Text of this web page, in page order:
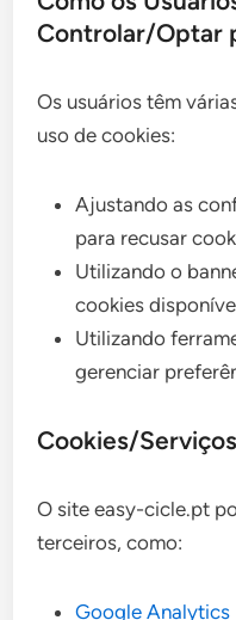
Controlar/Optar
Os usuários têm
uso de cookies:
Ajustando as
para recusar
Utilizando o
cookies
Utilizando
gerenciar
Cookies/
O site easy-cicle.pt
terceiros, como:
Google Analytics